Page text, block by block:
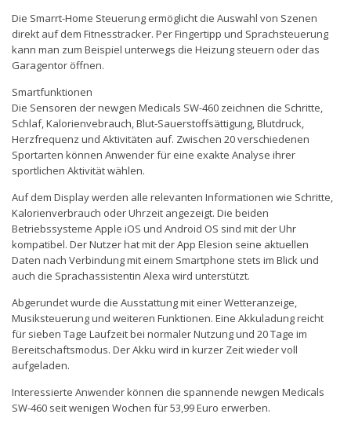
Die Smarrt-Home Steuerung ermöglicht die Auswahl von Szenen
direkt auf dem Fitnesstracker. Per Fingertipp und Sprachsteuerung
kann man zum Beispiel unterwegs die Heizung steuern oder das
Garagentor öffnen.
Smartfunktionen
Die Sensoren der newgen Medicals SW-460 zeichnen die Schritte,
Schlaf, Kalorienvebrauch, Blut-Sauerstoffsättigung, Blutdruck,
Herzfrequenz und Aktivitäten auf. Zwischen 20 verschiedenen
Sportarten können Anwender für eine exakte Analyse ihrer
sportlichen Aktivität wählen.
Auf dem Display werden alle relevanten Informationen wie Schritte,
Kalorienverbrauch oder Uhrzeit angezeigt. Die beiden
Betriebssysteme Apple iOS und Android OS sind mit der Uhr
kompatibel. Der Nutzer hat mit der App Elesion seine aktuellen
Daten nach Verbindung mit einem Smartphone stets im Blick und
auch die Sprachassistentin Alexa wird unterstützt.
Abgerundet wurde die Ausstattung mit einer Wetteranzeige,
Musiksteuerung und weiteren Funktionen. Eine Akkuladung reicht
für sieben Tage Laufzeit bei normaler Nutzung und 20 Tage im
Bereitschaftsmodus. Der Akku wird in kurzer Zeit wieder voll
aufgeladen.
Interessierte Anwender können die spannende newgen Medicals
SW-460 seit wenigen Wochen für 53,99 Euro erwerben.